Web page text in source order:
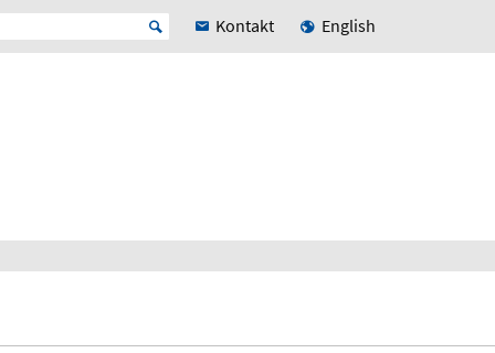
Kontakt English